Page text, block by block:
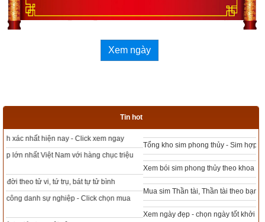
Xem ngày
Tin hot
Tổng kho sim phong thủy - Sim hợp tuổi - Sim hợp mệnh giá rẻ nhất thị trường
Xem bói sim phong thủy theo khoa học tử vi, tứ trụ chính xác nhất
Mua sim Thần tài, Thần tài theo bạn! Giao sim miễn phí
Xem ngày đẹp - chọn ngày tốt khởi sự theo kinh dịch chính xác nhất